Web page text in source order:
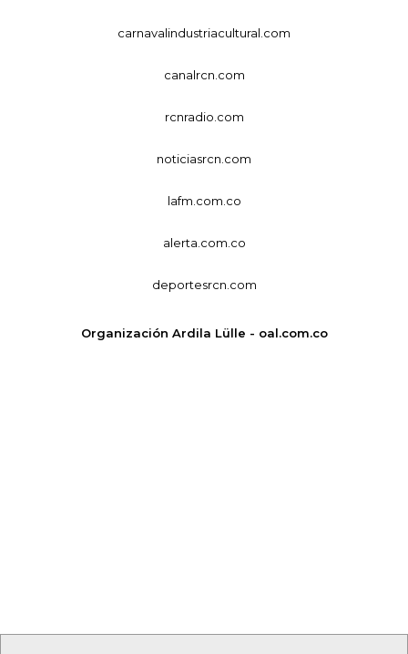
carnavalindustriacultural.com
canalrcn.com
rcnradio.com
noticiasrcn.com
lafm.com.co
alerta.com.co
deportesrcn.com
Organización Ardila Lülle - oal.com.co